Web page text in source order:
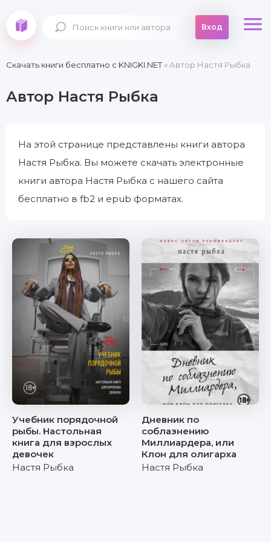
Вход
Скачать книги бесплатно c KNIGKI.NET» Автор Настя Рыбка
Автор Настя Рыбка
На этой странице представлены книги автора
Настя Рыбка. Вы можете скачать электронные
книги автора Настя Рыбка с нашего сайта
бесплатно в fb2 и epub форматах.
Учебник порядочной
рыбы. Настольная
книга для взрослых
девочек
Настя Рыбка
Дневник по
соблазнению
Миллиардера, или
Клон для олигарха
Настя Рыбка